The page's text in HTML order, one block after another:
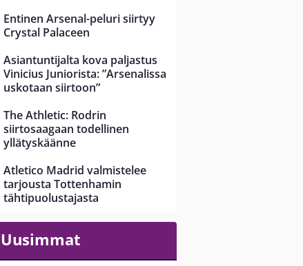
Entinen Arsenal-peluri siirtyy
Crystal Palaceen
Asiantuntijalta kova paljastus
Vinicius Juniorista: ”Arsenalissa
uskotaan siirtoon”
The Athletic: Rodrin
siirtosaagaan todellinen
yllätyskäänne
Atletico Madrid valmistelee
tarjousta Tottenhamin
tähtipuolustajasta
Uusimmat